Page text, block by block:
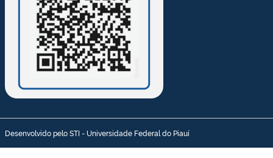
Desenvolvido pelo STI - Universidade Federal do Piauí